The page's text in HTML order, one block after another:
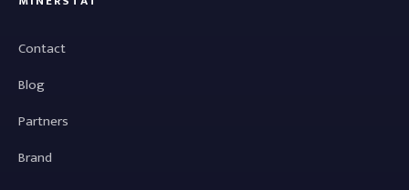
Contact
Blog
Partners
Brand